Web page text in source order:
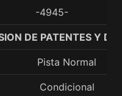
-4945-
DE PATENTES Y
Pista Normal
Condicional